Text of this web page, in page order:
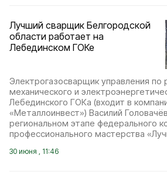
Лучший сварщик Белгородской
области работает на
Лебединском ГОКе
Электрогазосварщик управления по
механического и
Лебединского ГОКа (входит в
«Металлоинвест») Василий
региональном этапе федерального
профессионального мастерства
30 июня , 11:46